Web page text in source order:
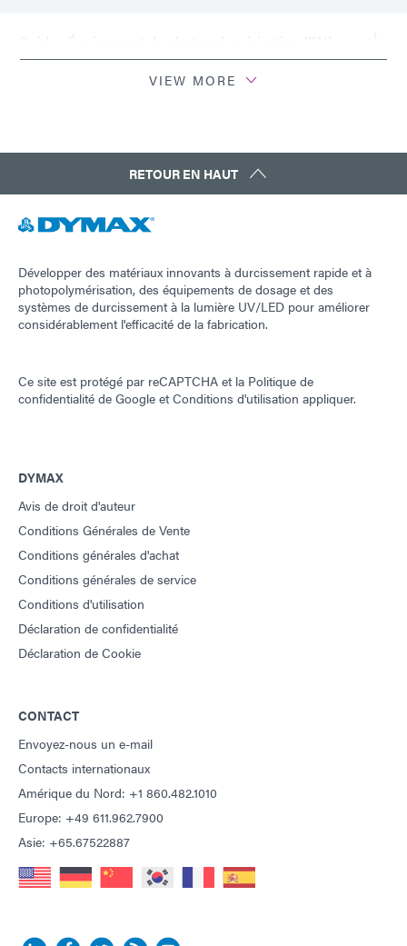
Guide : Équipement de photopolymérisation (EN)
Guide : Équipement de dosage (FR)
Guide : Équipement de dosage (Europe|FR)
Guide : Technologie de photopolymérisation UV (FR)
VIEW MORE
RETOUR EN HAUT
Développer des matériaux innovants à durcissement rapide et à
photopolymérisation, des équipements de dosage et des
systèmes de durcissement à la lumière UV/LED pour améliorer
considérablement l'efficacité de la fabrication.
Ce site est protégé par reCAPTCHA et la Politique de
confidentialité de Google etConditions d'utilisation appliquer.
DYMAX
Avis de droit d'auteur
Conditions Générales de Vente
Conditions générales d'achat
Conditions générales de service
Conditions d'utilisation
Déclaration de confidentialité
Déclaration de Cookie
CONTACT
Envoyez-nous un e-mail
Contacts internationaux
Amérique du Nord: +1 860.482.1010
Europe: +49 611.962.7900
Asie: +65.67522887